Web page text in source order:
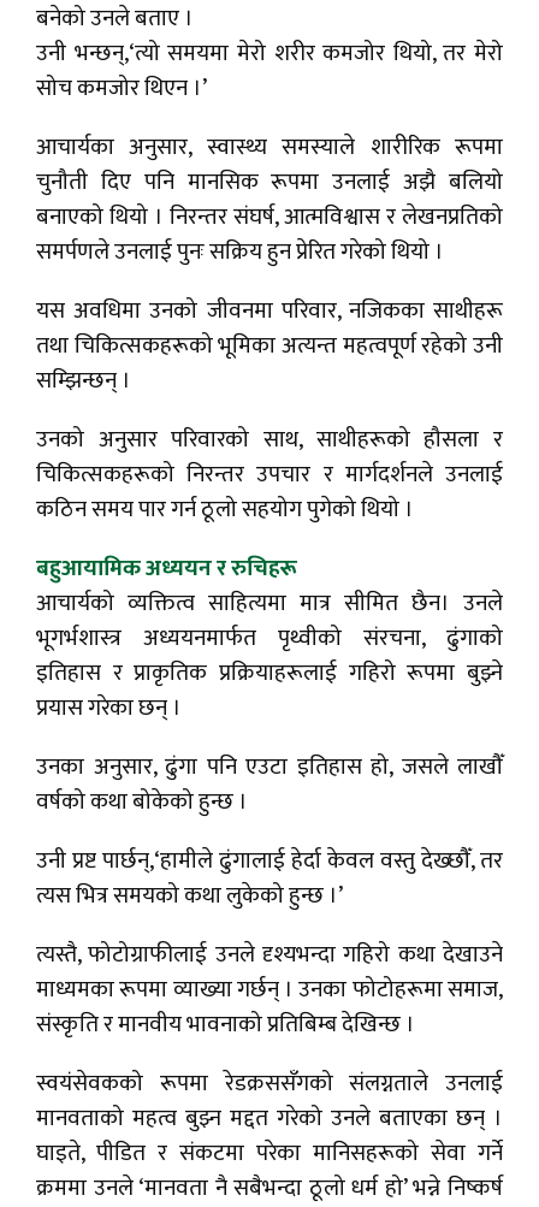
बनेको उनले बताए ।
उनी भन्छन्,‘त्यो समयमा मेरो शरीर कमजोर थियो, तर मेरो
सोच कमजोर थिएन ।’
आचार्यका अनुसार, स्वास्थ्य समस्याले शारीरिक रूपमा
चुनौती दिए पनि मानसिक रूपमा उनलाई अझै बलियो
बनाएको थियो । निरन्तर संघर्ष, आत्मविश्वास र लेखनप्रतिको
समर्पणले उनलाई पुनः सक्रिय हुन प्रेरित गरेको थियो ।
यस अवधिमा उनको जीवनमा परिवार, नजिकका साथीहरू
तथा चिकित्सकहरूको भूमिका अत्यन्त महत्वपूर्ण रहेको उनी
सम्झिन्छन् ।
उनको अनुसार परिवारको साथ, साथीहरूको हौसला र
चिकित्सकहरूको निरन्तर उपचार र मार्गदर्शनले उनलाई
कठिन समय पार गर्न ठूलो सहयोग पुगेको थियो ।
बहुआयामिक अध्ययन र रुचिहरू
आचार्यको व्यक्तित्व साहित्यमा मात्र सीमित छैन। उनले
भूगर्भशास्त्र अध्ययनमार्फत पृथ्वीको संरचना, ढुंगाको
इतिहास र प्राकृतिक प्रक्रियाहरूलाई गहिरो रूपमा बुझ्ने
प्रयास गरेका छन् ।
उनका अनुसार, ढुंगा पनि एउटा इतिहास हो, जसले लाखौँ
वर्षको कथा बोकेको हुन्छ ।
उनी प्रष्ट पार्छन्,‘हामीले ढुंगालाई हेर्दा केवल वस्तु देख्छौँ, तर
त्यस भित्र समयको कथा लुकेको हुन्छ ।’
त्यस्तै, फोटोग्राफीलाई उनले दृश्यभन्दा गहिरो कथा देखाउने
माध्यमका रूपमा व्याख्या गर्छन् । उनका फोटोहरूमा समाज,
संस्कृति र मानवीय भावनाको प्रतिबिम्ब देखिन्छ ।
स्वयंसेवकको रूपमा रेडक्रससँगको संलग्नताले उनलाई
मानवताको महत्व बुझ्न मद्दत गरेको उनले बताएका छन् ।
घाइते, पीडित र संकटमा परेका मानिसहरूको सेवा गर्ने
क्रममा उनले ‘मानवता नै सबैभन्दा ठूलो धर्म हो’ भन्ने निष्कर्ष